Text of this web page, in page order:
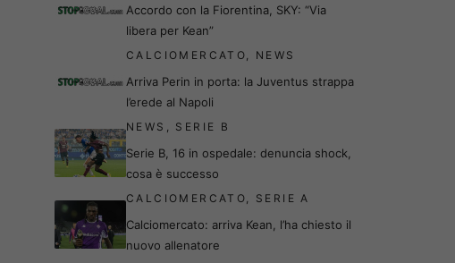
Accordo con la Fiorentina, SKY: “Via
libera per Kean”
CALCIOMERCATO, NEWS
Arriva Perin in porta: la Juventus strappa
l’erede al Napoli
NEWS , SERIE B
Serie B, 16 in ospedale: denuncia shock,
cosa è successo
CALCIOMERCATO, SERIE A
Calciomercato: arriva Kean, l’ha chiesto il
nuovo allenatore